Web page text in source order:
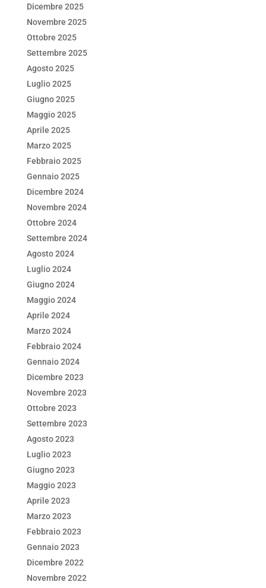
Dicembre 2025
Novembre 2025
Ottobre 2025
Settembre 2025
Agosto 2025
Luglio 2025
Giugno 2025
Maggio 2025
Aprile 2025
Marzo 2025
Febbraio 2025
Gennaio 2025
Dicembre 2024
Novembre 2024
Ottobre 2024
Settembre 2024
Agosto 2024
Luglio 2024
Giugno 2024
Maggio 2024
Aprile 2024
Marzo 2024
Febbraio 2024
Gennaio 2024
Dicembre 2023
Novembre 2023
Ottobre 2023
Settembre 2023
Agosto 2023
Luglio 2023
Giugno 2023
Maggio 2023
Aprile 2023
Marzo 2023
Febbraio 2023
Gennaio 2023
Dicembre 2022
Novembre 2022